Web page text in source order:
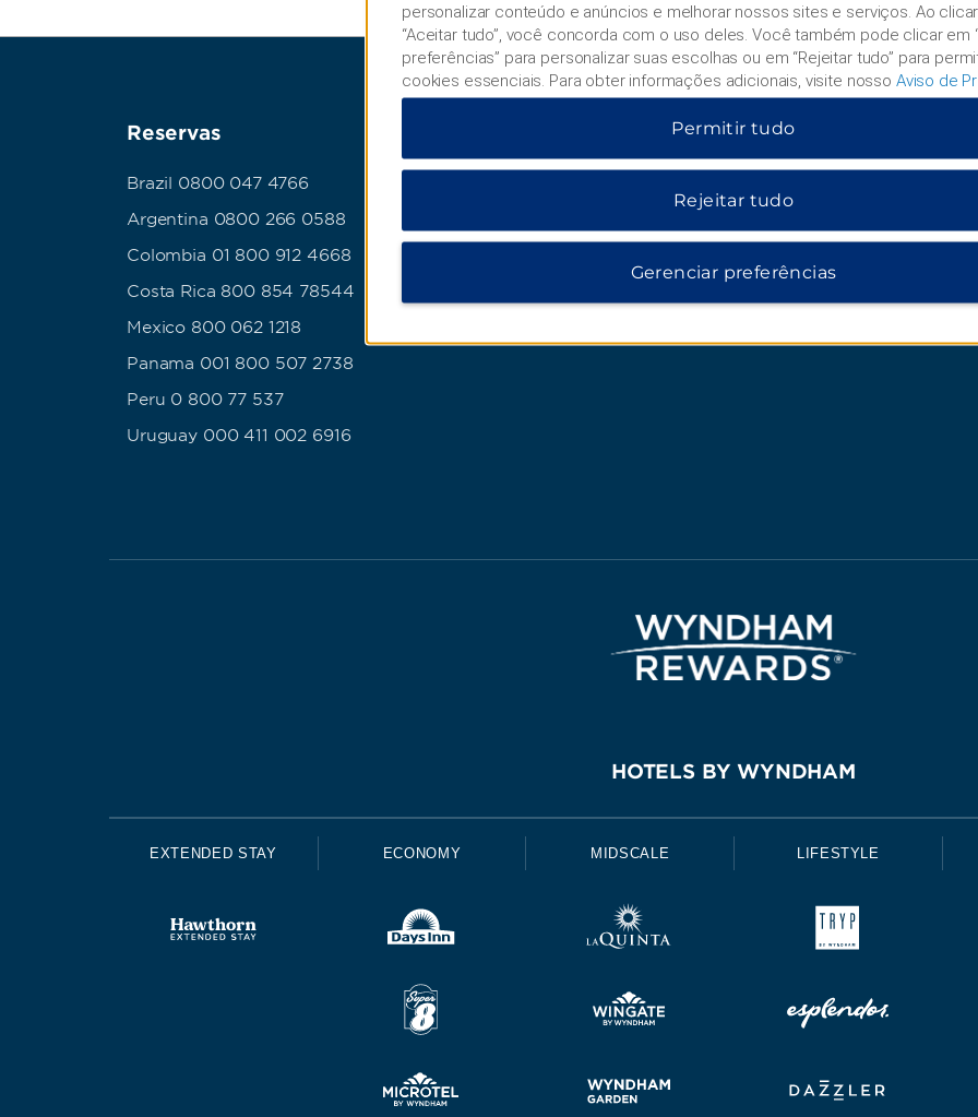
Reservas
Brazil 0800 047 4766
Argentina 0800 266 0588
Colombia 01 800 912 4668
Costa Rica 800 854 78544
Mexico 800 062 1218
Panama 001 800 507 2738
Peru 0 800 77 537
Uruguay 000 411 002 6916
Termos & Políticas
HOTELS BY WYNDHAM
EXTENDED STAY ECONOMY MIDSCALE LIFESTYLE
personalizar conteúdo e anúncios e melhorar nossos sites e serviços. Ao
“Aceitar tudo”, você concorda com o uso deles. Você também pode clicar em
preferências” para personalizar suas escolhas ou em “Rejeitar tudo” para
cookies essenciais. Para obter informações adicionais, visite nosso Aviso de
Permitir tudo
Rejeitar tudo
Gerenciar preferências